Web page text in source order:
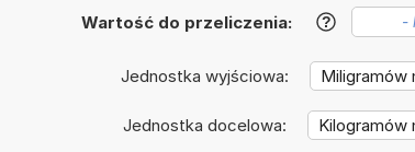
Wartość do przeliczenia: ?
Jednostka wyjściowa:
Jednostka docelowa: